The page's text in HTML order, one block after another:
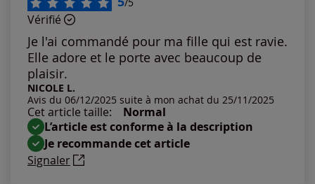
Les plus anciens
Notes les plus élevées
Notes les plus basses
Vérifié
Je l'ai commandé pour ma fille qui est ravie.
Elle adore et le porte avec beaucoup de
plaisir.
NICOLE L.
Avis du 06/12/2025 suite à mon achat du 25/11/2025
Cet article taille:
Normal
L’article est conforme à la description
Je recommande cet article
Signaler